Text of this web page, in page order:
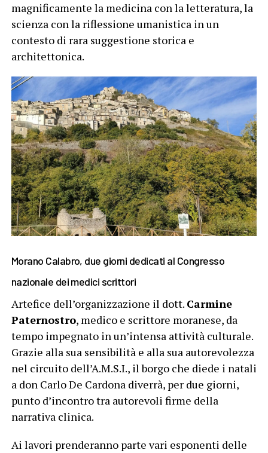
magnificamente la medicina con la letteratura, la
scienza con la riflessione umanistica in un
contesto di rara suggestione storica e
architettonica.
Morano Calabro, due giorni dedicati al Congresso
nazionale dei medici scrittori
Artefice dell’organizzazione il dott. Carmine
Paternostro, medico e scrittore moranese, da
tempo impegnato in un’intensa attività culturale.
Grazie alla sua sensibilità e alla sua autorevolezza
nel circuito dell’A.M.S.I., il borgo che diede i natali
a don Carlo De Cardona diverrà, per due giorni,
punto d’incontro tra autorevoli firme della
narrativa clinica.
Ai lavori prenderanno parte vari esponenti delle